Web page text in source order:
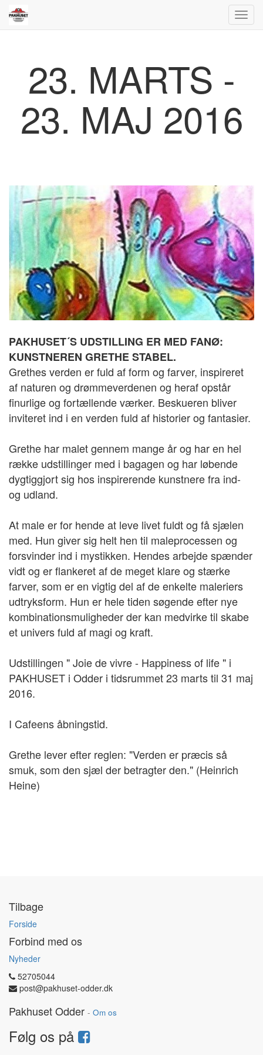
23. MARTS -
23. MAJ 2016
PAKHUSET´S UDSTILLING ER MED FANØ:
KUNSTNEREN GRETHE STABEL.
Grethes verden er fuld af form og farver, inspireret
af naturen og drømmeverdenen og heraf opstår
finurlige og fortællende værker. Beskueren bliver
inviteret ind i en verden fuld af historier og fantasier.
Grethe har malet gennem mange år og har en hel
række udstillinger med i bagagen og har løbende
dygtiggjort sig hos inspirerende kunstnere fra ind-
og udland.
At male er for hende at leve livet fuldt og få sjælen
med. Hun giver sig helt hen til maleprocessen og
forsvinder ind i mystikken. Hendes arbejde spænder
vidt og er flankeret af de meget klare og stærke
farver, som er en vigtig del af de enkelte maleriers
udtryksform. Hun er hele tiden søgende efter nye
kombinationsmuligheder der kan medvirke til skabe
et univers fuld af magi og kraft.
Udstillingen " Joie de vivre - Happiness of life " i
PAKHUSET i Odder i tidsrummet 23 marts til 31 maj
2016.
I Cafeens åbningstid.
Grethe lever efter reglen: "Verden er præcis så
smuk, som den sjæl der betragter den." (Heinrich
Heine)
Tilbage
Forside
Forbind med os
Nyheder
52705044
post@pakhuset-odder.dk
Pakhuset Odder - Om os
Følg os på